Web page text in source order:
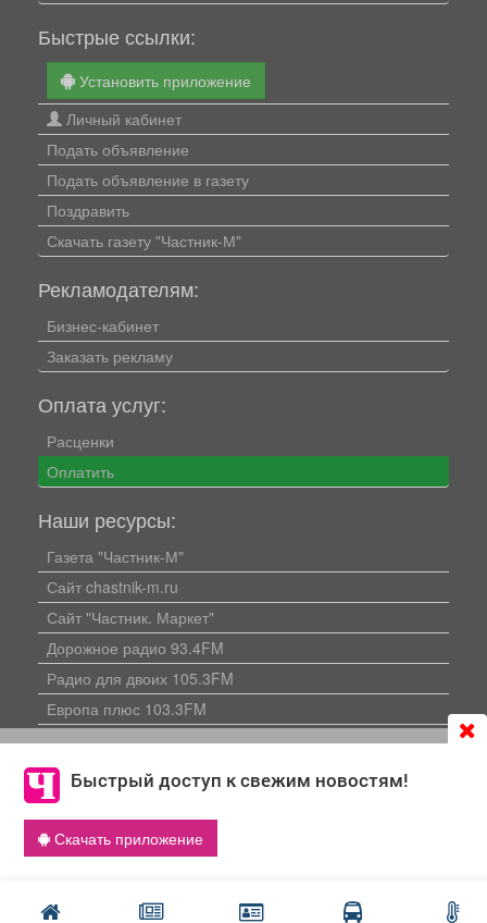
Быстрый доступ к свежим новостям!
Скачать приложение
согласие на обработку файлов cookie, которые
обеспечивают корректную работу сайта и сбора
информации для улучшения качества сервисов.
Что такое cookie
Быстрые ссылки:
Установить приложение
Личный кабинет
Подать объявление
Подать объявление в газету
Поздравить
Скачать газету "Частник-М"
Рекламодателям:
Бизнес-кабинет
Заказать рекламу
Оплата услуг:
Расценки
Оплатить
Наши ресурсы:
Газета "Частник-М"
Сайт chastnik-m.ru
Сайт "Частник. Маркет"
Дорожное радио 93.4FM
Радио для двоих 105.3FM
Европа плюс 103.3FM
Политика конфиденциальности
«Партнёрский проект» оплачены рекламодателем.